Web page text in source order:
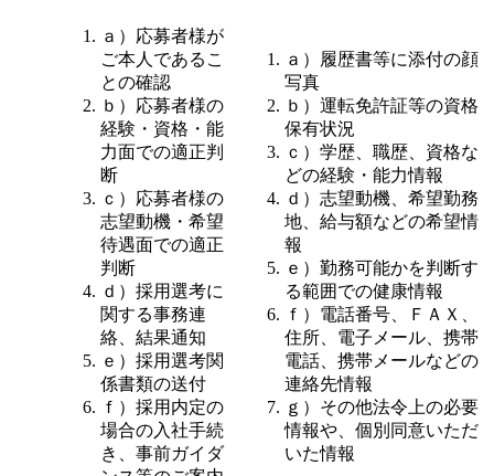
ａ）応募者様が
ご本人であるこ
との確認
ｂ）応募者様の
経験・資格・能
力面での適正判
断
ｃ）応募者様の
志望動機・希望
待遇面での適正
判断
ｄ）採用選考に
関する事務連
絡、結果通知
ｅ）採用選考関
係書類の送付
ｆ）採用内定の
場合の入社手続
き、事前ガイダ
ａ）履歴書等に添付の顔
写真
ｂ）運転免許証等の資格
保有状況
ｃ）学歴、職歴、資格な
どの経験・能力情報
ｄ）志望動機、希望勤務
地、給与額などの希望情
報
ｅ）勤務可能かを判断す
る範囲での健康情報
ｆ）電話番号、ＦＡＸ、
住所、電子メール、携帯
電話、携帯メールなどの
連絡先情報
ｇ）その他法令上の必要
情報や、個別同意いただ
いた情報